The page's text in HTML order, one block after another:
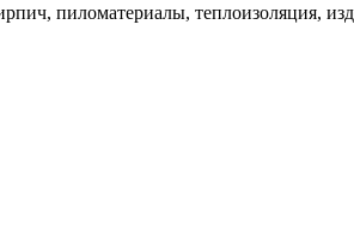
пиломатериалы, теплоизоляция,